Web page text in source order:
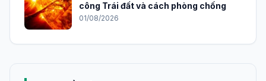
công Trái đất và cách phòng chống
01/08/2026